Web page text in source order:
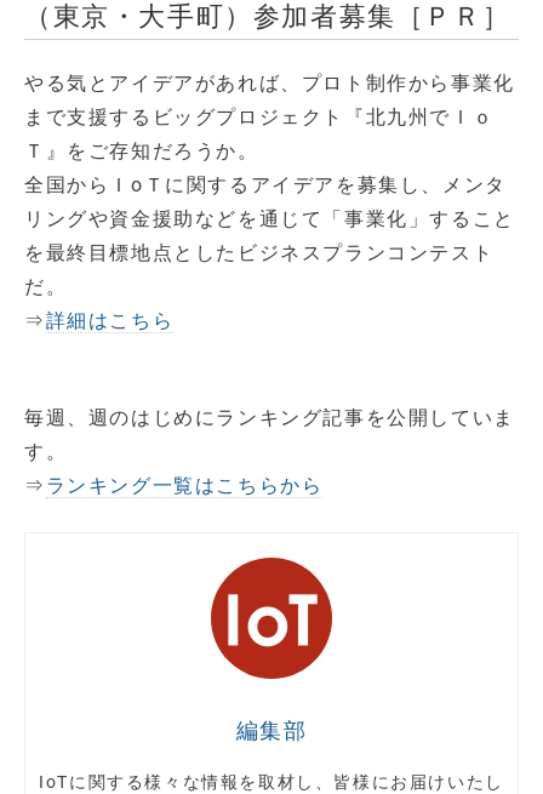
（東京・大手町）参加者募集［ＰＲ］
やる気とアイデアがあれば、プロト制作から事業化
まで支援するビッグプロジェクト『北九州でＩｏ
Ｔ』をご存知だろうか。
全国からＩoＴに関するアイデアを募集し、メンタ
リングや資金援助などを通じて「事業化」すること
を最終目標地点としたビジネスプランコンテスト
だ。
⇒詳細はこちら
毎週、週のはじめにランキング記事を公開していま
す。
⇒ ランキング一覧はこちらから
編集部
IoTに関する様々な情報を取材し、皆様にお届けいたし